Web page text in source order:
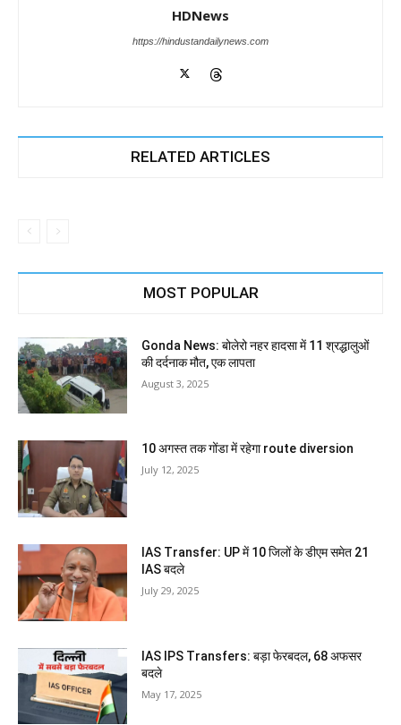
HDNews
https://hindustandailynews.com
RELATED ARTICLES
MOST POPULAR
Gonda News: बोलेरो नहर हादसा में 11 श्रद्धालुओं
की दर्दनाक मौत, एक लापता
August 3, 2025
10 अगस्त तक गोंडा में रहेगा route diversion
July 12, 2025
IAS Transfer: UP में 10 जिलों के डीएम समेत 21
IAS बदले
July 29, 2025
IAS IPS Transfers: बड़ा फेरबदल, 68 अफसर
बदले
May 17, 2025